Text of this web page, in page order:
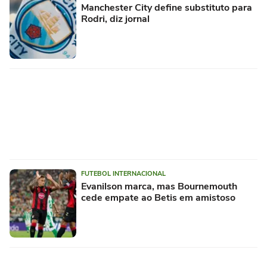
Manchester City define substituto para
Rodri, diz jornal
FUTEBOL INTERNACIONAL
Evanilson marca, mas Bournemouth
cede empate ao Betis em amistoso